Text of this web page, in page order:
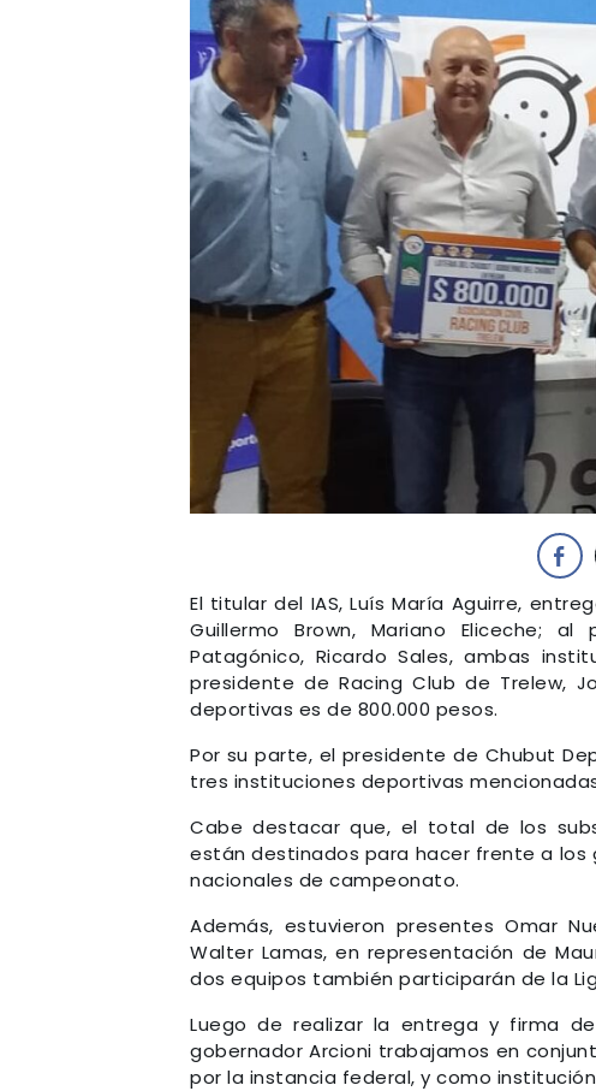
El titular del IAS, Luís María Aguirre,
Guillermo Brown, Mariano Eliceche;
Patagónico, Ricardo Sales, ambas
presidente de Racing Club de Trelew,
deportivas es de 800.000 pesos.
Por su parte, el presidente de Chubut
tres instituciones deportivas
Cabe destacar que, el total de los
están destinados para hacer frente a
nacionales de campeonato.
Además, estuvieron presentes Omar
Walter Lamas, en representación de
dos equipos también participarán de la
Luego de realizar la entrega y firma
gobernador Arcioni trabajamos en
por la instancia federal, y como